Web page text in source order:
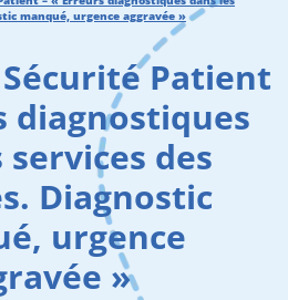
manqué, urgence aggravée »
Sécurité Patient
diagnostiques
services des
Diagnostic
urgence
»